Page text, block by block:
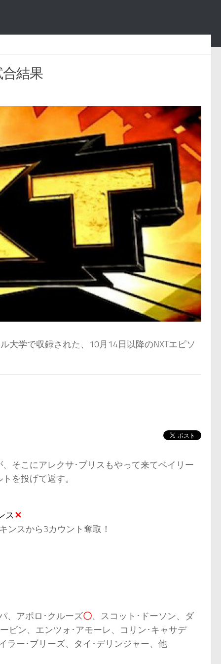
合結果
大学で収録された、10月14日以降のNXTエピソ
そこにアレクサ･ブリスもやって来てベイリー
を投げて返す。
ス✕
スから3カウント奪取！
、アポロ･クルーズ〇、スコット･ドーソン、ダ
ビン、エンツォ･アモーレ、コリン･キャサデ
ラー･ブリーズ、タイ･デリンジャー、他